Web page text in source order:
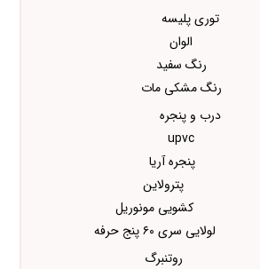
توری پلیسه
الوان
رنگ سفید
رنگ مشکی مات
درب و پنجره
upvc
پنجره آریا
پترولاین
کشویی مونوریل
لولایی سری ۶۰ پنج حرفه
روتنبرگ